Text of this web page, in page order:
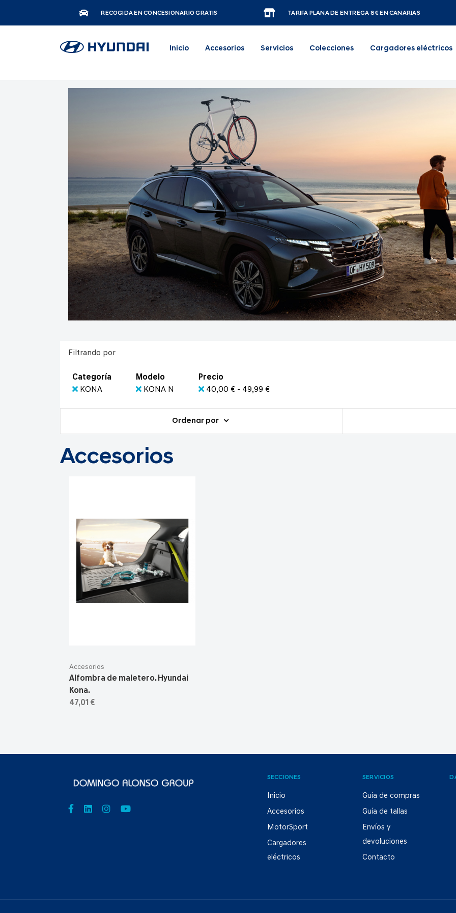
RECOGIDA EN CONCESIONARIO GRATIS TARIFA PLANA DE ENTREGA 8€ EN CANARIAS
Inicio Accesorios Servicios Colecciones Cargadores eléctricos
Filtrando por
Categoría
KONA
Modelo
KONA N
Precio
40,00 € - 49,99 €
Ordenar por
Accesorios
Accesorios
Alfombra de maletero. Hyundai
Kona.
47,01 €
SECCIONES
Inicio
Accesorios
MotorSport
Cargadores
eléctricos
SERVICIOS
Guía de compras
Guía de tallas
Envíos y
devoluciones
Contacto